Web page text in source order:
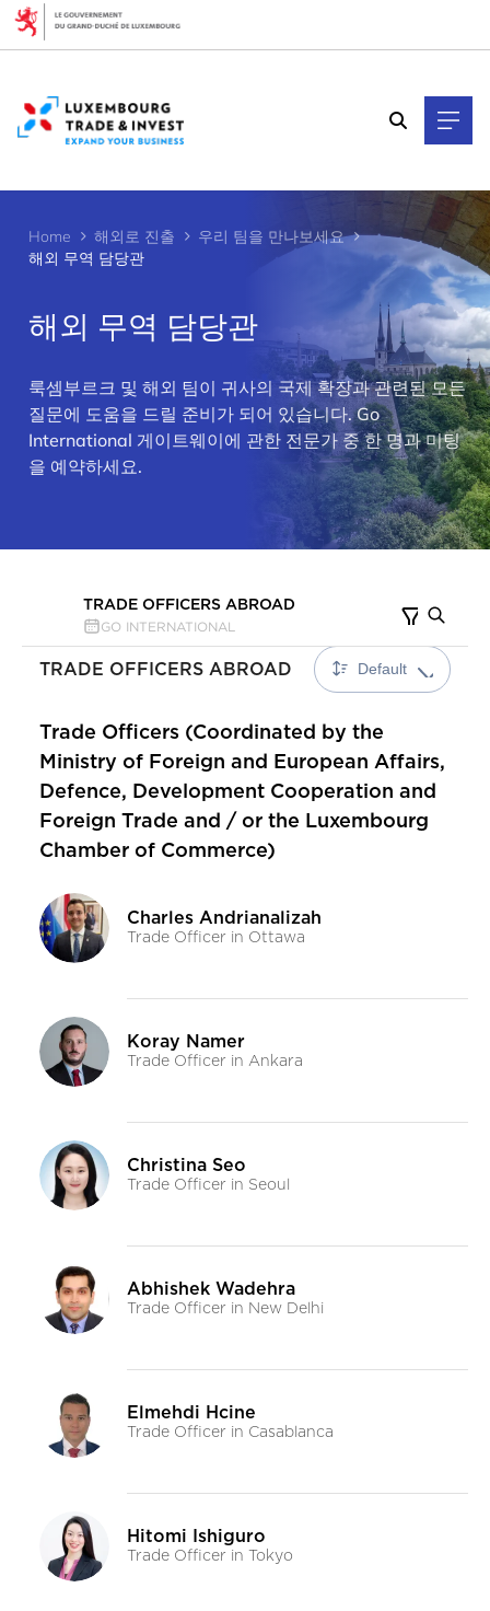
Home 해외로 진출
우리 팀을 만나보세요
해외 무역 담당관
해외 무역 담당관
룩셈부르크 및 해외 팀이 귀사의 국제 확장과 관련된 모든
질문에 도움을 드릴 준비가 되어 있습니다. Go
International 게이트웨이에 관한 전문가 중 한 명과 미팅
을 예약하세요.
Cookies management panel